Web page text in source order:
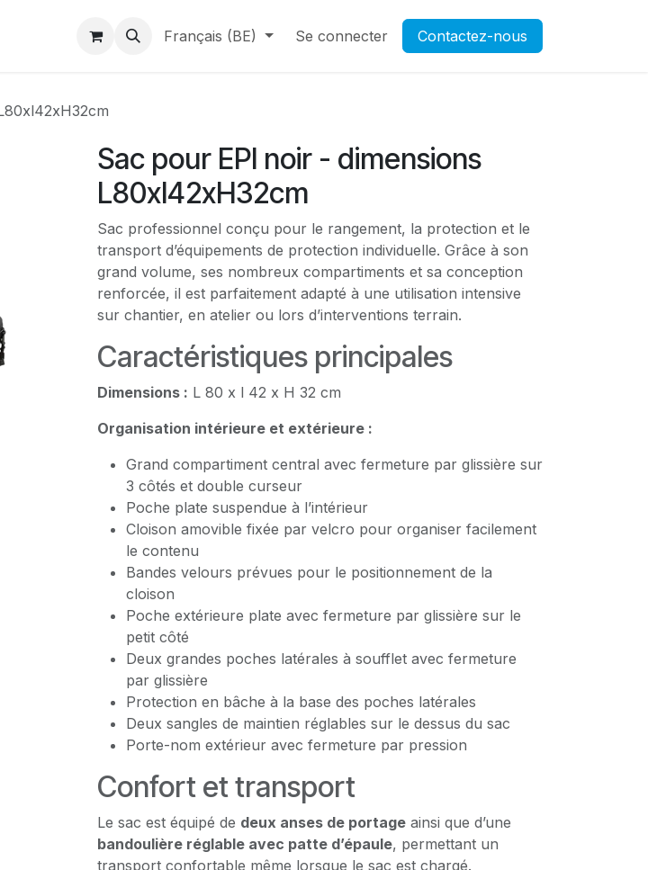
À propos de BINAME Contactez-nous Rendez-vous Ouverture d'un compte
Français (BE) Se connecter Contactez-nous
Sac pour EPI noir - dimensions
L80xl42xH32cm
Sac professionnel conçu pour le rangement, la protection et le
transport d’équipements de protection individuelle. Grâce à son
grand volume, ses nombreux compartiments et sa conception
renforcée, il est parfaitement adapté à une utilisation intensive
sur chantier, en atelier ou lors d’interventions terrain.
Caractéristiques principales
Dimensions : L 80 x l 42 x H 32 cm
Organisation intérieure et extérieure :
Grand compartiment central avec fermeture par glissière sur
3 côtés et double curseur
Poche plate suspendue à l’intérieur
Cloison amovible fixée par velcro pour organiser facilement
le contenu
Bandes velours prévues pour le positionnement de la
cloison
Poche extérieure plate avec fermeture par glissière sur le
petit côté
Deux grandes poches latérales à soufflet avec fermeture
par glissière
Protection en bâche à la base des poches latérales
Deux sangles de maintien réglables sur le dessus du sac
Porte-nom extérieur avec fermeture par pression
Confort et transport
Le sac est équipé de deux anses de portage ainsi que d’une
bandoulière réglable avec patte d’épaule, permettant un
transport confortable même lorsque le sac est chargé.